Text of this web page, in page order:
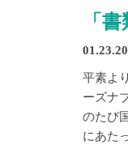
「
平素よ
ーズナ
のたび
にあた